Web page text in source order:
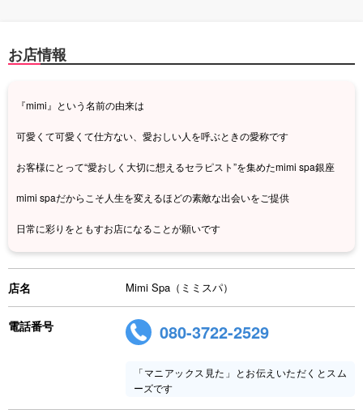
お店情報
『mimi』という名前の由来は
可愛くて可愛くて仕方ない、愛おしい人を呼ぶときの愛称です
お客様にとって“愛おしく大切に想えるセラピスト”を集めたmimi spa銀座
mimi spaだからこそ人生を変えるほどの素敵な出会いをご提供
日常に彩りをともすお店になることが願いです
店名 Mimi Spa（ミミスパ）
電話番号 080-3722-2529
「マニアックス見た」とお伝えいただくとスム
ーズです